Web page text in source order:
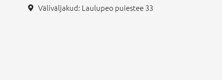
Väliväljakud: Laulupeo puiestee 33